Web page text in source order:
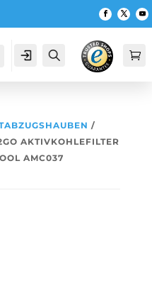
Account Suche 
/
AKTIVKOHLEFILTER
AMC037